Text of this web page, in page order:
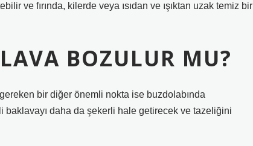
ve fırında, kilerde veya ısıdan ve ışıktan uzak temiz bir
BOZULUR MU?
bir diğer önemli nokta ise buzdolabında
baklavayı daha da şekerli hale getirecek ve tazeliğini